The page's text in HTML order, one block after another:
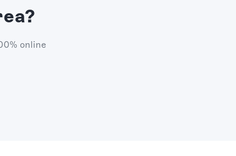
online